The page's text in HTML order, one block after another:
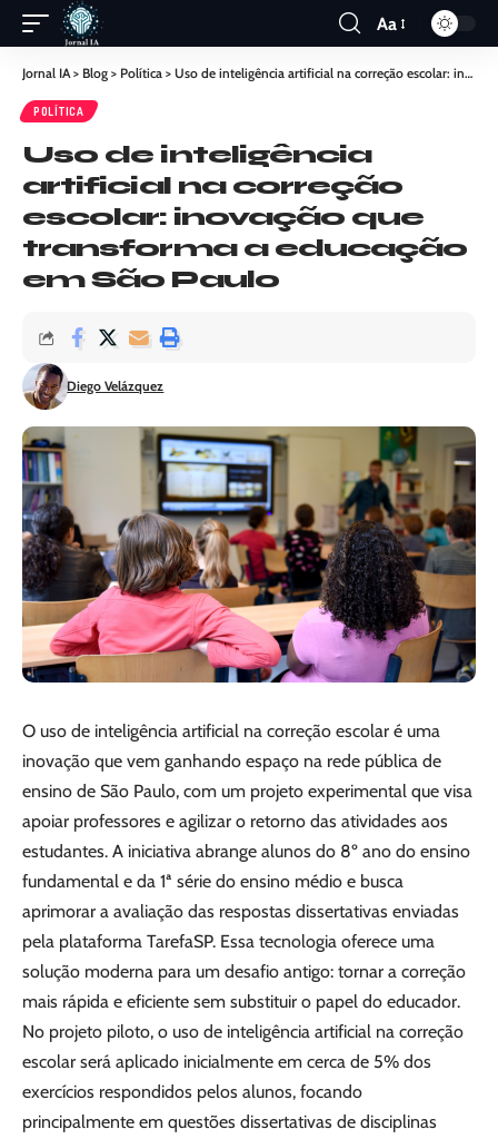
Aa
Jornal IA> Blog > Política > Uso de inteligência artificial na correção escolar: inovação que transforma a educação em São Paulo
POLÍTICA
Uso de inteligência
artificial na correção
escolar: inovação que
transforma a educação
em São Paulo
Diego Velázquez
O uso de inteligência artificial na correção escolar é uma
inovação que vem ganhando espaço na rede pública de
ensino de São Paulo, com um projeto experimental que visa
apoiar professores e agilizar o retorno das atividades aos
estudantes. A iniciativa abrange alunos do 8º ano do ensino
fundamental e da 1ª série do ensino médio e busca
aprimorar a avaliação das respostas dissertativas enviadas
pela plataforma TarefaSP. Essa tecnologia oferece uma
solução moderna para um desafio antigo: tornar a correção
mais rápida e eficiente sem substituir o papel do educador.
No projeto piloto, o uso de inteligência artificial na correção
escolar será aplicado inicialmente em cerca de 5% dos
exercícios respondidos pelos alunos, focando
principalmente em questões dissertativas de disciplinas